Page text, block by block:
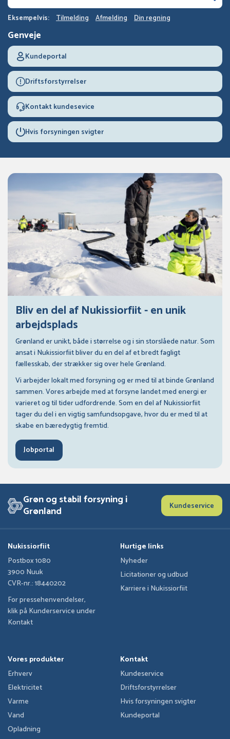
Eksempelvis: Tilmelding Afmelding Din regning
Genveje
Kundeportal
Driftsforstyrrelser
Kontakt kundesevice
Hvis forsyningen svigter
Bliv en del af Nukissiorfiit - en unik
arbejdsplads
Grønland er unikt, både i størrelse og i sin storslåede natur. Som
ansat i Nukissiorfiit bliver du en del af et bredt fagligt
fællesskab, der strækker sig over hele Grønland.
Vi arbejder lokalt med forsyning og er med til at binde Grønland
sammen. Vores arbejde med at forsyne landet med energi er
varieret og til tider udfordrende. Som en del af Nukissiorfiit
tager du del i en vigtig samfundsopgave, hvor du er med til at
skabe en bæredygtig fremtid.
Jobportal
Grøn og stabil forsyning i
Grønland Kundeservice
Nukissiorfiit
Postbox 1080
3900 Nuuk
CVR-nr.: 18440202
For pressehenvendelser,
klik på Kunderservice under
Kontakt
Hurtige links
Nyheder
Licitationer og udbud
Karriere i Nukissiorfiit
Vores produkter
Erhverv
Elektricitet
Varme
Vand
Opladning
Kontakt
Kundeservice
Driftsforstyrrelser
Hvis forsyningen svigter
Kundeportal